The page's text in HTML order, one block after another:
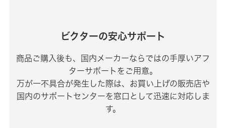
ビクターの安心サポート
商品ご購入後も、国内メーカーならではの手厚いアフ
ターサポートをご用意。
万が一不具合が発生した際は、お買い上げの販売店や
国内のサポートセンターを窓口として迅速に対応しま
す。